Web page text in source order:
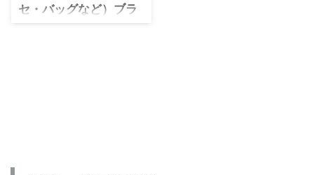
・山田裕貴
て紹介♪ 第1話〜最終回まで、着
用シーン別・コーデ別にドラマフ
セ・バッグなど）ブラ
ンド紹介♪